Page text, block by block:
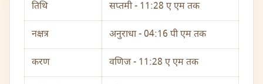
तिथि सप्तमी - 11:28 ए एम तक
नक्षत्र अनुराधा - 04:16 पी एम तक
करण वणिज - 11:28 ए एम तक